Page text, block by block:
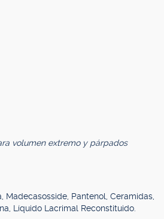
volumen extremo y párpados
Madecasosside, Pantenol, Ceramidas,
Líquido Lacrimal Reconstituido.